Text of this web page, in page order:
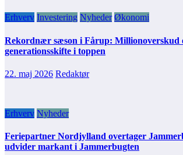
Erhverv Investering Nyheder Økonomi
Rekordnær sæson i Fårup: Millionoverskud
generationsskifte i toppen
22. maj 2026 Redaktør
Erhverv Nyheder
Feriepartner Nordjylland overtager
udvider markant i Jammerbugten